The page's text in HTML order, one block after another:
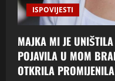
ISPOVIJESTI
MAJKA MI JE
POJAVILA U MOM
OTKRILA